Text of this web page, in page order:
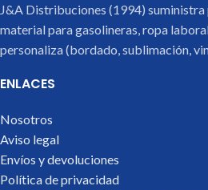
J&A Distribuciones (1994)
material para gasolineras, ropa
personaliza (bordado, sublimación,
ENLACES
Nosotros
Aviso legal
Envíos y devoluciones
Política de privacidad